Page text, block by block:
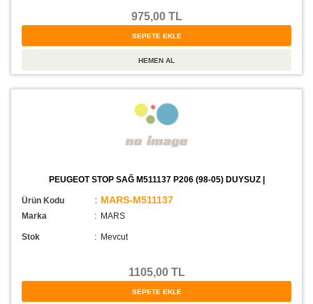
975,00 TL
PEUGEOT STOP SAĞ M511137 P206 (98-05) DUYSUZ |
Ürün Kodu : MARS-M511137
Marka : MARS
Stok : Mevcut
1105,00 TL